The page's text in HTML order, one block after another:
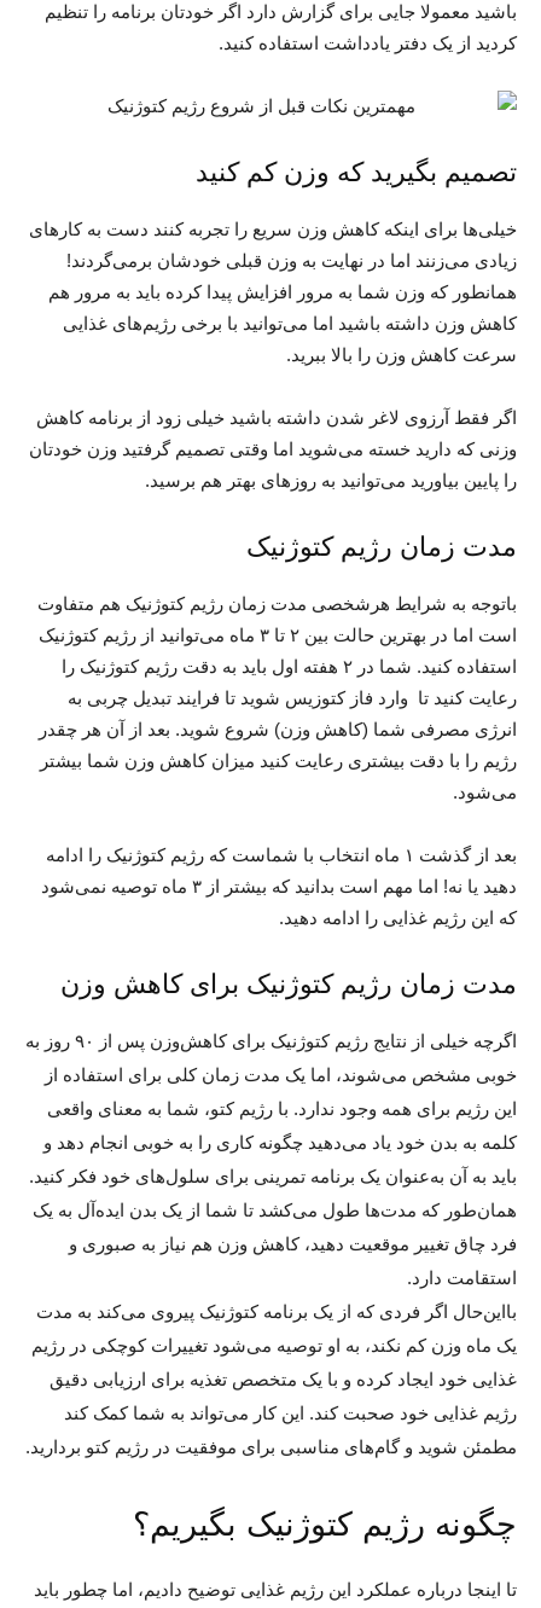
باشید معمولا جایی برای گزارش دارد اگر خودتان برنامه را تنظیم
کردید از یک دفتر یادداشت استفاده کنید.
تصمیم بگیرید که وزن کم کنید
خیلی‌ها برای اینکه کاهش وزن سریع را تجربه کنند دست به کارهای
زیادی می‌زنند اما در نهایت به وزن قبلی خودشان برمی‌گردند!
همانطور که وزن شما به مرور افزایش پیدا کرده باید به مرور هم
کاهش وزن داشته باشید اما می‌توانید با برخی رژیم‌های غذایی
سرعت کاهش وزن را بالا ببرید.
اگر فقط آرزوی لاغر شدن داشته باشید خیلی زود از برنامه کاهش
وزنی که دارید خسته می‌شوید اما وقتی تصمیم گرفتید وزن خودتان
را پایین بیاورید می‌توانید به روزهای بهتر هم برسید.
مدت زمان رژیم کتوژنیک
باتوجه به شرایط هرشخصی مدت زمان رژیم کتوژنیک هم متفاوت
است اما در بهترین حالت بین ۲ تا ۳ ماه می‌توانید از رژیم کتوژنیک
استفاده کنید. شما در ۲ هفته اول باید به دقت رژیم کتوژنیک را
رعایت کنید تا وارد فاز کتوزیس شوید تا فرایند تبدیل چربی به
انرژی مصرفی شما (کاهش وزن) شروع شوید. بعد از آن هر چقدر
رژیم را با دقت بیشتری رعایت کنید میزان کاهش وزن شما بیشتر
می‌شود.
بعد از گذشت ۱ ماه انتخاب با شماست که رژیم کتوژنیک را ادامه
دهید یا نه! اما مهم است بدانید که بیشتر از ۳ ماه توصیه نمی‌شود
که این رژیم غذایی را ادامه دهید.
مدت زمان رژیم کتوژنیک برای کاهش وزن
اگرچه خیلی از نتایج رژیم کتوژنیک برای کاهش‌وزن پس از ۹۰ روز به
خوبی مشخص می‌شوند، اما یک مدت زمان کلی برای استفاده از
این رژیم برای همه وجود ندارد. با رژیم کتو، شما به‌ معنای واقعی
کلمه به بدن خود یاد می‌دهید چگونه کاری را به خوبی انجام دهد و
باید به آن به‌عنوان یک برنامه تمرینی برای سلول‌های خود فکر کنید.
همان‌طور که مدت‌ها طول می‌کشد تا شما از یک بدن ایده‌آل به یک
فرد چاق تغییر موقعیت دهید، کاهش وزن هم نیاز به صبوری و
استقامت دارد.
بااین‌حال اگر فردی که از یک برنامه کتوژنیک پیروی می‌کند به مدت
یک ماه وزن کم نکند، به او توصیه می‌شود تغییرات کوچکی در رژیم
غذایی خود ایجاد کرده و با یک متخصص تغذیه برای ارزیابی دقیق
رژیم غذایی خود صحبت کند. این کار می‌تواند به شما کمک کند
مطمئن شوید و گام‌های مناسبی برای موفقیت در رژیم کتو بردارید.
چگونه رژیم کتوژنیک بگیریم؟
تا اینجا درباره عملکرد این رژیم غذایی توضیح دادیم، اما چطور باید